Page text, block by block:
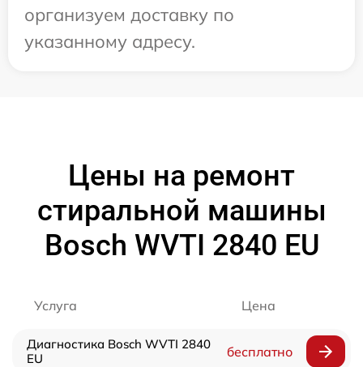
организуем доставку по
указанному адресу.
Цены на ремонт
стиральной машины
Bosch WVTI 2840 EU
Услуга Цена
Диагностика Bosch WVTI 2840
EU
бесплатно